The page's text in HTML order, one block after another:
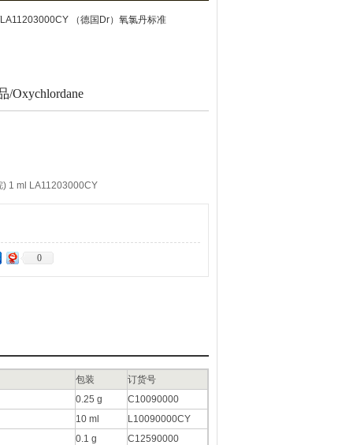
（德国Dr）氧氯丹标准
/Oxychlordane
1 ml LA11203000CY
1 ml XA11203000CY
0
包装
订货号
0.25 g
C10090000
10 ml
L10090000CY
0.1 g
C12590000